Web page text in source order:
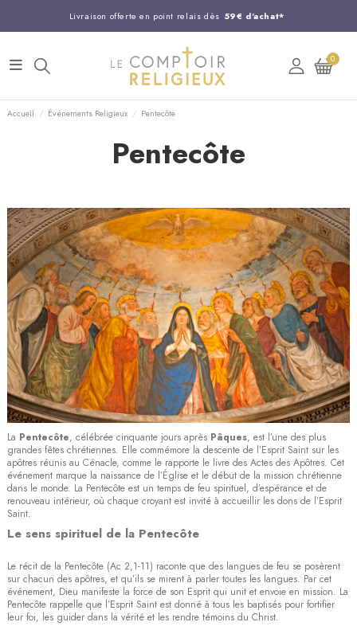
Livraison offerte en point relais dès 59€ d'achat*
Entreprise Française familiale
Support client disponible au 03 20 24 74 15
Commandez avant 14H, expédition le jour même !
0
Accueil Événements Religieux Pentecôte
Pentecôte
La Pentecôte, célébrée cinquante jours après Pâques, est l’une des plus
grandes fêtes chrétiennes. Elle commémore la descente de l’Esprit Saint sur les
apôtres réunis au Cénacle, comme le rapporte le livre des Actes des Apôtres. Cet
événement marque la naissance de l’Église et le début de la mission chrétienne
dans le monde. La Pentecôte est un temps de feu spirituel, d’espérance et de
renouveau intérieur, où chaque croyant est invité à accueillir les dons de l’Esprit
Saint.
Le sens spirituel de la Pentecôte
Le récit de la Pentecôte (Ac 2,1-11) raconte que des langues de feu se posèrent
sur chacun des apôtres, et qu’ils se mirent à parler toutes les langues. Par cet
événement, Dieu manifeste la force de son Esprit qui unit et envoie en mission. La
Pentecôte rappelle que l’Esprit Saint est donné à tous les baptisés pour fortifier
leur foi, les guider dans la vérité et les rendre témoins du Christ.